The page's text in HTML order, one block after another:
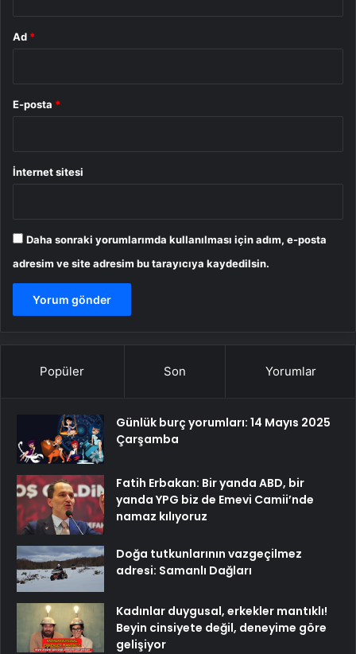
Ad *
E-posta *
İnternet sitesi
Daha sonraki yorumlarımda kullanılması için adım, e-posta
adresim ve site adresim bu tarayıcıya kaydedilsin.
Popüler Son Yorumlar
Günlük burç yorumları: 14 Mayıs 2025
Çarşamba
Fatih Erbakan: Bir yanda ABD, bir
yanda YPG biz de Emevi Camii’nde
namaz kılıyoruz
Doğa tutkunlarının vazgeçilmez
adresi: Samanlı Dağları
Kadınlar duygusal, erkekler mantıklı!
Beyin cinsiyete değil, deneyime göre
gelişiyor